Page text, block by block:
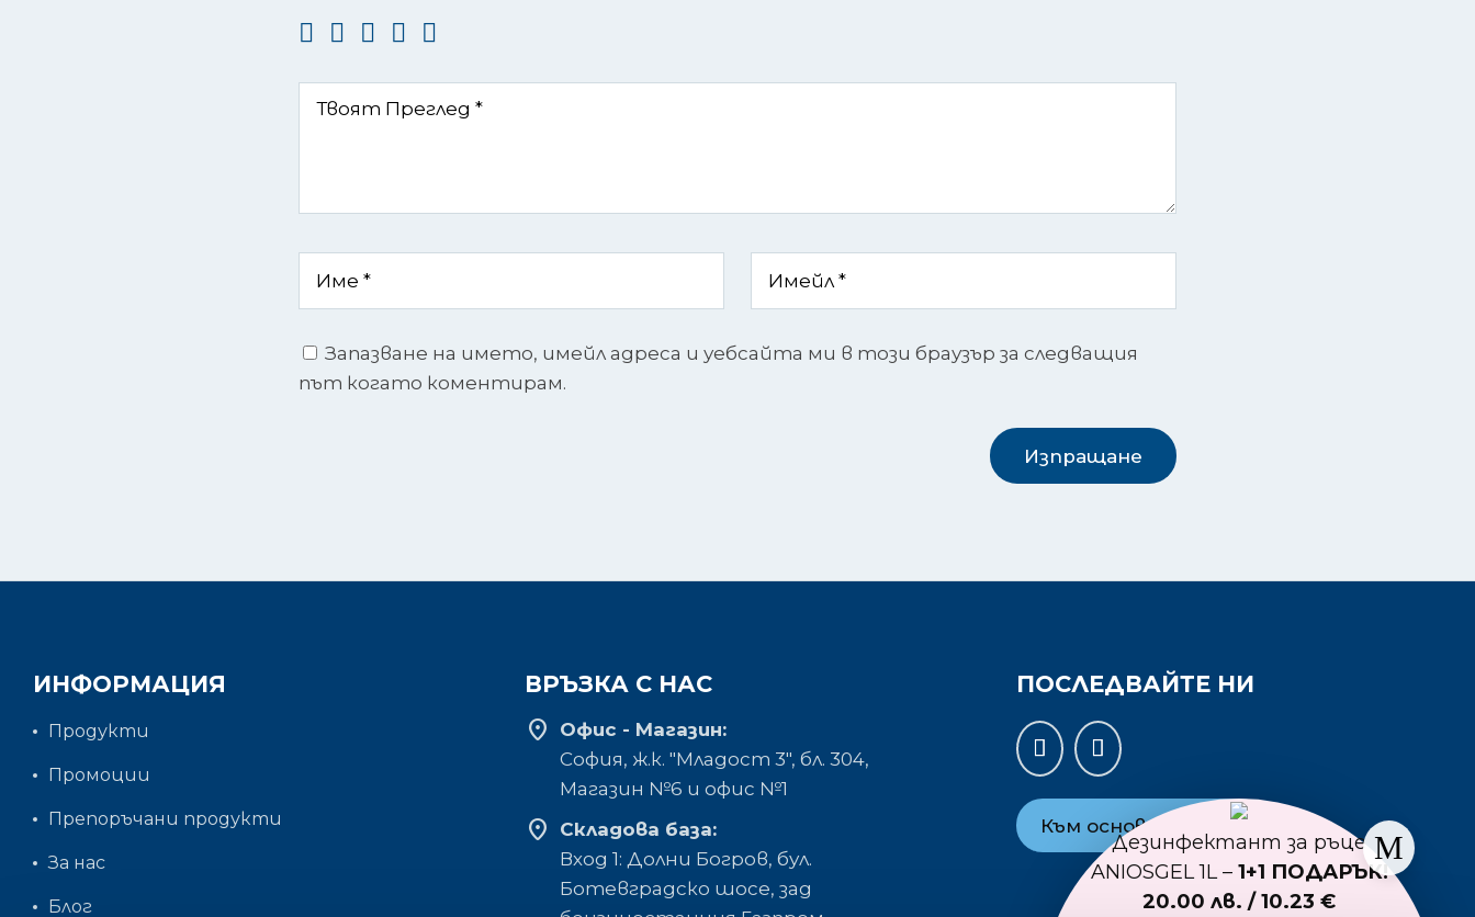
Дезинфектант за ръце
ANIOSGEL 1L – 1+1 ПОДАРЪК!
20.00 лв. / 10.23 €
Запазване на името, имейл адреса и уебсайта ми в този браузър за следващия
път когато коментирам.
Изпращане
ИНФОРМАЦИЯ
Продукти
Промоции
Препоръчани продукти
За нас
Блог
ВРЪЗКА С НАС
location_on
Офис - Магазин:
София, ж.к. "Младост 3", бл. 304,
Mагазин №6 и офис №1
location_on
Складова база:
Вход 1: Долни Богров, бул.
Ботевградско шосе, зад
ПОСЛЕДВАЙТЕ НИ
Към основния сайт